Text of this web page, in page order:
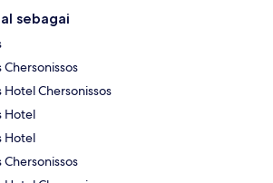
sebagai
Hotel Chersonissos
Hotel
Hotel